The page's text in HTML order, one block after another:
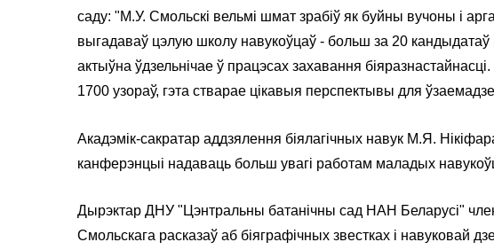
саду: "М.У. Смольскі вельмі шмат зрабіў як буйны вучоны і
выгадаваў цэлую школу навукоўцаў - больш за 20 кандыдатаў
актыўна ўдзельнічае ў працэсах захавання
1700 узораў, гэта стварае цікавыя перспектывы для
Акадэмік-сакратар аддзялення біялагічных навук М.Я.
канферэнцыі надаваць больш увагі работам маладых
Дырэктар ДНУ "Цэнтральны батанічны сад НАН Беларусі"
Смольскага расказаў аб біяграфічных звестках і навуковай